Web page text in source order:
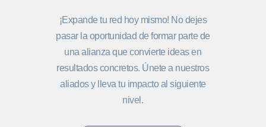
¡Expande tu red hoy mismo! No dejes
pasar la oportunidad de formar parte de
una alianza que convierte ideas en
resultados concretos. Únete a nuestros
aliados y lleva tu impacto al siguiente
nivel.